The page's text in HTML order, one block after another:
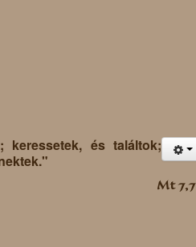
keressetek, és találtok;
Mt 7,7